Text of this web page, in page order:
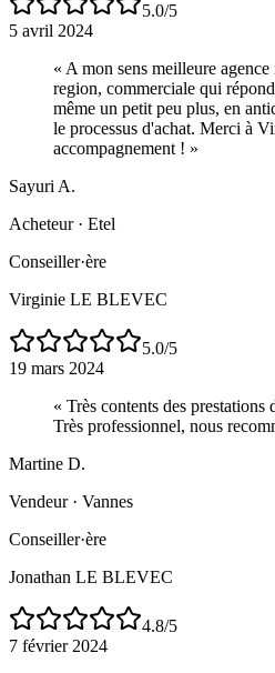
5.0/5
5 avril 2024
« A mon sens meilleure
region, commerciale qui
même un petit peu plus, en
le processus d'achat. Merci à
accompagnement ! »
Sayuri A.
Acheteur· Etel
Conseiller·ère
Virginie LE BLEVEC
5.0/5
19 mars 2024
« Très contents des
Très professionnel, nous
Martine D.
Vendeur· Vannes
Conseiller·ère
Jonathan LE BLEVEC
4.8/5
7 février 2024